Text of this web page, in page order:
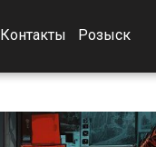
Контакты Розыск